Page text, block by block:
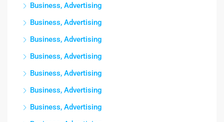
Business, Advertising
Business, Advertising
Business, Advertising
Business, Advertising
Business, Advertising
Business, Advertising
Business, Advertising